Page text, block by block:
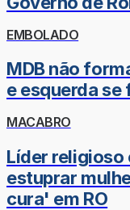
EMBOLADO
MDB não
e esquerda
MACABRO
Líder religioso
estuprar
cura' em RO